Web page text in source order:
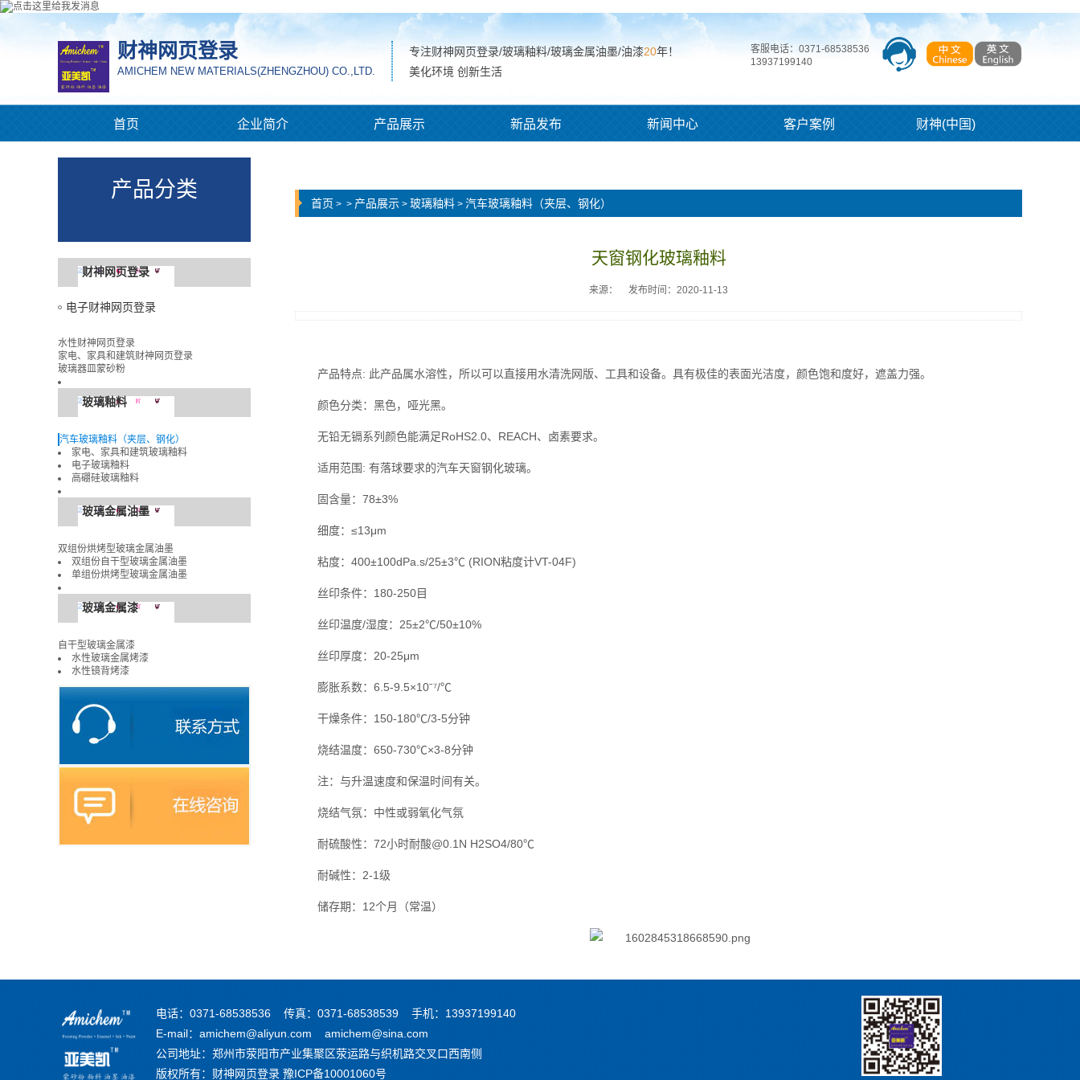
财神网页登录
AMICHEM NEW MATERIALS(ZHENGZHOU) CO.,LTD.
专注财神网页登录/玻璃釉料/玻璃金属油墨/油漆20年！
美化环境 创新生活
客服电话：0371-68538536
13937199140
首页 企业简介 产品展示 新品发布 新闻中心 客户案例 财神(中国)
产品分类
财神网页登录
电子财神网页登录
水性财神网页登录
家电、家具和建筑财神网页登录
玻璃器皿蒙砂粉
玻璃釉料
汽车玻璃釉料（夹层、钢化）
家电、家具和建筑玻璃釉料
电子玻璃釉料
高硼硅玻璃釉料
玻璃金属油墨
双组份烘烤型玻璃金属油墨
双组份自干型玻璃金属油墨
单组份烘烤型玻璃金属油墨
玻璃金属漆
自干型玻璃金属漆
水性玻璃金属烤漆
水性镜背烤漆
首页 > > 产品展示 > 玻璃釉料 > 汽车玻璃釉料（夹层、钢化）
天窗钢化玻璃釉料
来源： 发布时间：2020-11-13
产品特点: 此产品属水溶性，所以可以直接用水清洗网版、工具和设备。具有极佳的表面光洁度，颜色饱和度好，遮盖力强。
颜色分类：黑色，哑光黑。
无铅无镉系列颜色能满足RoHS2.0、REACH、卤素要求。
适用范围: 有落球要求的汽车天窗钢化玻璃。
固含量：78±3%
细度：≤13μm
粘度：400±100dPa.s/25±3℃ (RION粘度计VT-04F)
丝印条件：180-250目
丝印温度/湿度：25±2℃/50±10%
丝印厚度：20-25μm
膨胀系数：6.5-9.5×10ˉ⁷/℃
干燥条件：150-180℃/3-5分钟
烧结温度：650-730℃×3-8分钟
注：与升温速度和保温时间有关。
烧结气氛：中性或弱氧化气氛
耐硫酸性：72小时耐酸@0.1N H2SO4/80℃
耐碱性：2-1级
储存期：12个月（常温）
电话：0371-68538536 传真：0371-68538539 手机：13937199140
E-mail：amichem@aliyun.com amichem@sina.com
公司地址：郑州市荥阳市产业集聚区荥运路与织机路交叉口西南侧
版权所有：财神网页登录 豫ICP备10001060号